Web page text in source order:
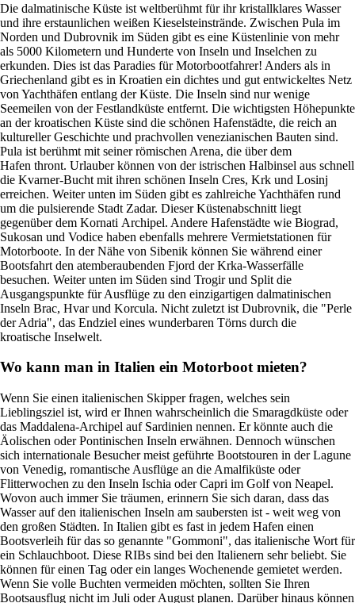
Die dalmatinische Küste ist weltberühmt für ihr kristallklares Wasser
und ihre erstaunlichen weißen Kieselsteinstrände. Zwischen Pula im
Norden und Dubrovnik im Süden gibt es eine Küstenlinie von mehr
als 5000 Kilometern und Hunderte von Inseln und Inselchen zu
erkunden. Dies ist das Paradies für Motorbootfahrer! Anders als in
Griechenland gibt es in Kroatien ein dichtes und gut entwickeltes Netz
von Yachthäfen entlang der Küste. Die Inseln sind nur wenige
Seemeilen von der Festlandküste entfernt. Die wichtigsten Höhepunkte
an der kroatischen Küste sind die schönen Hafenstädte, die reich an
kultureller Geschichte und prachvollen venezianischen Bauten sind.
Pula ist berühmt mit seiner römischen Arena, die über dem
Hafen thront. Urlauber können von der istrischen Halbinsel aus schnell
die Kvarner-Bucht mit ihren schönen Inseln Cres, Krk und Losinj
erreichen. Weiter unten im Süden gibt es zahlreiche Yachthäfen rund
um die pulsierende Stadt Zadar. Dieser Küstenabschnitt liegt
gegenüber dem Kornati Archipel. Andere Hafenstädte wie Biograd,
Sukosan und Vodice haben ebenfalls mehrere Vermietstationen für
Motorboote. In der Nähe von Sibenik können Sie während einer
Bootsfahrt den atemberaubenden Fjord der Krka-Wasserfälle
besuchen. Weiter unten im Süden sind Trogir und Split die
Ausgangspunkte für Ausflüge zu den einzigartigen dalmatinischen
Inseln Brac, Hvar und Korcula. Nicht zuletzt ist Dubrovnik, die "Perle
der Adria", das Endziel eines wunderbaren Törns durch die
kroatische Inselwelt.
Wo kann man in Italien ein Motorboot mieten?
Wenn Sie einen italienischen Skipper fragen, welches sein
Lieblingsziel ist, wird er Ihnen wahrscheinlich die Smaragdküste oder
das Maddalena-Archipel auf Sardinien nennen. Er könnte auch die
Äolischen oder Pontinischen Inseln erwähnen. Dennoch wünschen
sich internationale Besucher meist geführte Bootstouren in der Lagune
von Venedig, romantische Ausflüge an die Amalfiküste oder
Flitterwochen zu den Inseln Ischia oder Capri im Golf von Neapel.
Wovon auch immer Sie träumen, erinnern Sie sich daran, dass das
Wasser auf den italienischen Inseln am saubersten ist - weit weg von
den großen Städten. In Italien gibt es fast in jedem Hafen einen
Bootsverleih für das so genannte "Gommoni", das italienische Wort für
ein Schlauchboot. Diese RIBs sind bei den Italienern sehr beliebt. Sie
können für einen Tag oder ein langes Wochenende gemietet werden.
Wenn Sie volle Buchten vermeiden möchten, sollten Sie Ihren
Bootsausflug nicht im Juli oder August planen. Darüber hinaus können